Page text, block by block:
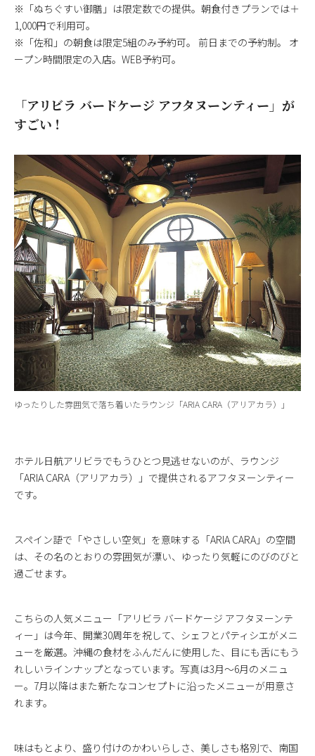
※「ぬちぐすい御膳」は限定数での提供。朝食付きプランでは＋
1,000円で利用可。
※「佐和」の朝食は限定5組のみ予約可。 前日までの予約制。 オ
ープン時間限定の入店。WEB予約可。
「アリビラ バードケージ アフタヌーンティー」が
すごい！
ゆったりした雰囲気で落ち着いたラウンジ「ARIA CARA（アリアカラ）」
ホテル日航アリビラでもうひとつ見逃せないのが、ラウンジ
「ARIA CARA（アリアカラ）」で提供されるアフタヌーンティー
です。
スペイン語で「やさしい空気」を意味する「ARIA CARA」の空間
は、その名のとおりの雰囲気が漂い、ゆったり気軽にのびのびと
過ごせます。
こちらの人気メニュー「アリビラ バードケージ アフタヌーンテ
ィー」は今年、開業30周年を祝して、シェフとパティシエがメニ
ューを厳選。沖縄の食材をふんだんに使用した、目にも舌にもう
れしいラインナップとなっています。写真は3月～6月のメニュ
ー。7月以降はまた新たなコンセプトに沿ったメニューが用意さ
れます。
味はもとより、盛り付けのかわいらしさ、美しさも格別で、南国